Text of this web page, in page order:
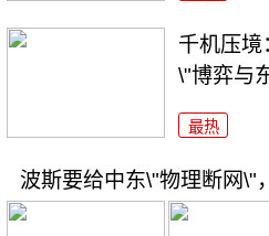
千机压境
\"博弈与
最热
波斯要给中东\"物理断网\"